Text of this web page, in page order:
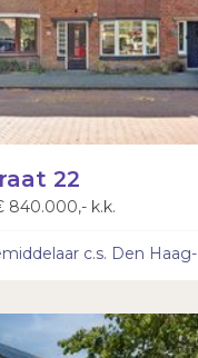
22
840.000,- k.k.
c.s. Den